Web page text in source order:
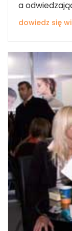
a
dowiedz się